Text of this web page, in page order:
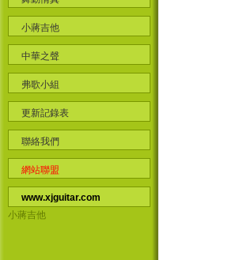
小蔣吉他
中華之聲
弗歌小組
更新記錄表
聯絡我們
網站聯盟
www.xjguitar.com
小蔣吉他